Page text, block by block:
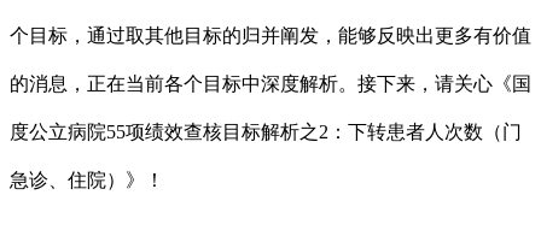
个目标，通过取其他目标的归并阐发，能够反映出更多有价值
的消息，正在当前各个目标中深度解析。接下来，请关心《国
度公立病院55项绩效查核目标解析之2：下转患者人次数（门
急诊、住院）》！